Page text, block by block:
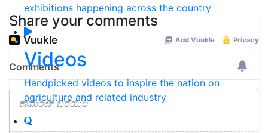
exhibitions happening across the country
Videos
Handpicked videos to inspire the nation on
agriculture and related industry
Share your comments